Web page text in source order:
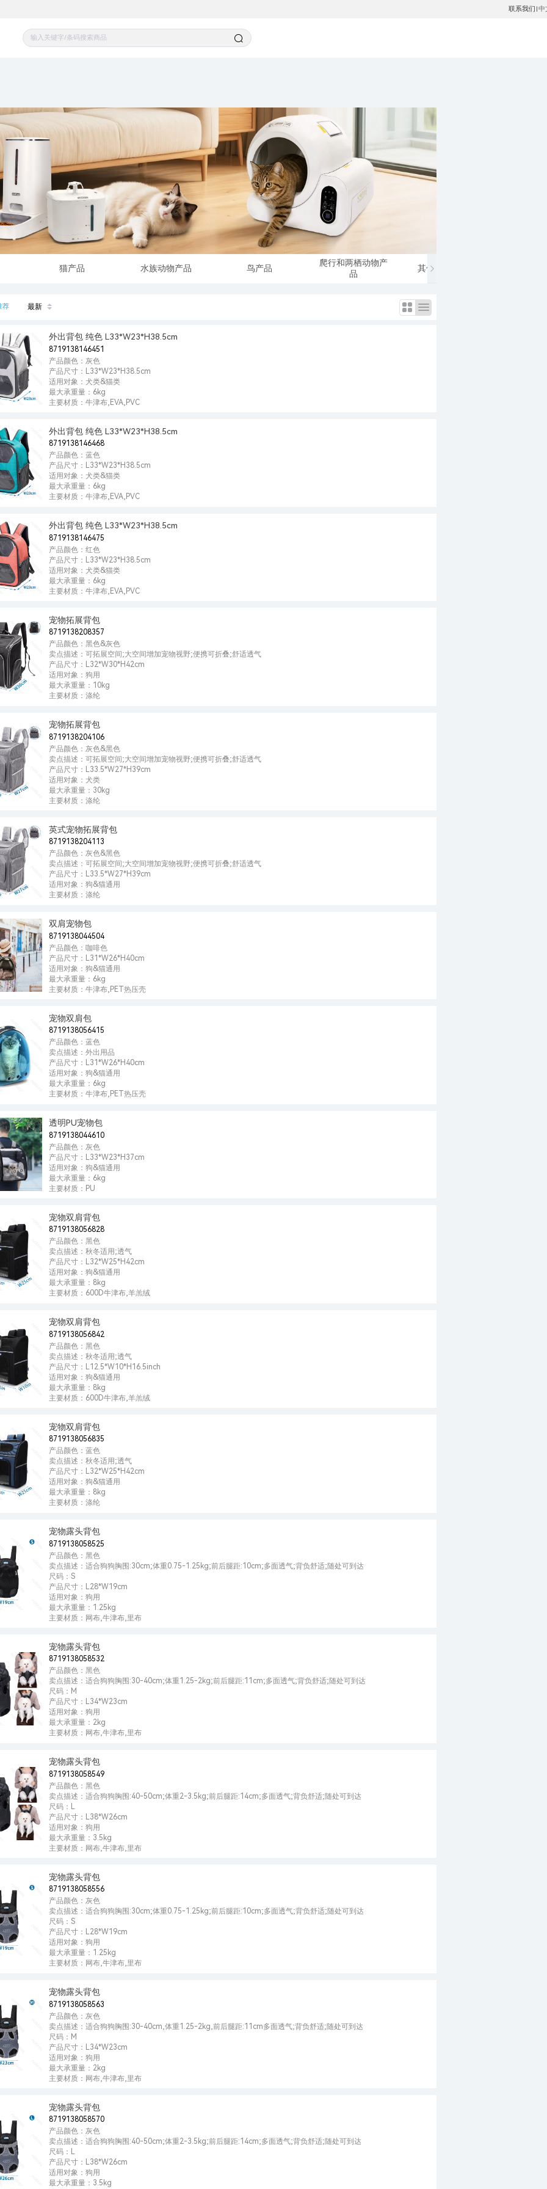
联系我们 中
猫产品 水族动物产品 鸟产品
爬行和两栖动物产
品
其他小动物产品
荐 最新
外出背包 纯色 L33*W23*H38.5cm
8719138146451
产品颜色：灰色
产品尺寸：L33*W23*H38.5cm
适用对象：犬类&猫类
最大承重量：6kg
主要材质：牛津布,EVA,PVC
外出背包 纯色 L33*W23*H38.5cm
8719138146468
产品颜色：蓝色
产品尺寸：L33*W23*H38.5cm
适用对象：犬类&猫类
最大承重量：6kg
主要材质：牛津布,EVA,PVC
外出背包 纯色 L33*W23*H38.5cm
8719138146475
产品颜色：红色
产品尺寸：L33*W23*H38.5cm
适用对象：犬类&猫类
最大承重量：6kg
主要材质：牛津布,EVA,PVC
宠物拓展背包
8719138208357
产品颜色：黑色&灰色
卖点描述：可拓展空间;大空间增加宠物视野;便携可折叠;舒适透气
产品尺寸：L32*W30*H42cm
适用对象：狗用
最大承重量：10kg
主要材质：涤纶
宠物拓展背包
8719138204106
产品颜色：灰色&黑色
卖点描述：可拓展空间;大空间增加宠物视野;便携可折叠;舒适透气
产品尺寸：L33.5*W27*H39cm
适用对象：犬类
最大承重量：30kg
主要材质：涤纶
英式宠物拓展背包
8719138204113
产品颜色：灰色&黑色
卖点描述：可拓展空间;大空间增加宠物视野;便携可折叠;舒适透气
产品尺寸：L33.5*W27*H39cm
适用对象：狗&猫通用
主要材质：涤纶
双肩宠物包
8719138044504
产品颜色：咖啡色
产品尺寸：L31*W26*H40cm
适用对象：狗&猫通用
最大承重量：6kg
主要材质：牛津布,PET热压壳
宠物双肩包
8719138056415
产品颜色：蓝色
卖点描述：外出用品
产品尺寸：L31*W26*H40cm
适用对象：狗&猫通用
最大承重量：6kg
主要材质：牛津布,PET热压壳
透明PU宠物包
8719138044610
产品颜色：灰色
产品尺寸：L33*W23*H37cm
适用对象：狗&猫通用
最大承重量：6kg
主要材质：PU
宠物双肩背包
8719138056828
产品颜色：黑色
卖点描述：秋冬适用;透气
产品尺寸：L32*W25*H42cm
适用对象：狗&猫通用
最大承重量：8kg
主要材质：600D牛津布,羊羔绒
宠物双肩背包
8719138056842
产品颜色：黑色
卖点描述：秋冬适用;透气
产品尺寸：L12.5*W10*H16.5inch
适用对象：狗&猫通用
最大承重量：8kg
主要材质：600D牛津布,羊羔绒
宠物双肩背包
8719138056835
产品颜色：蓝色
卖点描述：秋冬适用;透气
产品尺寸：L32*W25*H42cm
适用对象：狗&猫通用
最大承重量：8kg
主要材质：涤纶
宠物露头背包
8719138058525
产品颜色：黑色
卖点描述：适合狗狗胸围:30cm;体重0.75-1.25kg;前后腿距:10cm;多面透气;背负舒适;随处可到达
尺码：S
产品尺寸：L28*W19cm
适用对象：狗用
最大承重量：1.25kg
主要材质：网布,牛津布,里布
宠物露头背包
8719138058532
产品颜色：黑色
卖点描述：适合狗狗胸围:30-40cm;体重1.25-2kg;前后腿距:11cm;多面透气;背负舒适;随处可到达
尺码：M
产品尺寸：L34*W23cm
适用对象：狗用
最大承重量：2kg
主要材质：网布,牛津布,里布
宠物露头背包
8719138058549
产品颜色：黑色
卖点描述：适合狗狗胸围:40-50cm;体重2-3.5kg;前后腿距:14cm;多面透气;背负舒适;随处可到达
尺码：L
产品尺寸：L38*W26cm
适用对象：狗用
最大承重量：3.5kg
主要材质：网布,牛津布,里布
宠物露头背包
8719138058556
产品颜色：灰色
卖点描述：适合狗狗胸围:30cm;体重0.75-1.25kg;前后腿距:10cm;多面透气;背负舒适;随处可到达
尺码：S
产品尺寸：L28*W19cm
适用对象：狗用
最大承重量：1.25kg
主要材质：网布,牛津布,里布
宠物露头背包
8719138058563
产品颜色：灰色
卖点描述：适合狗狗胸围:30-40cm,体重1.25-2kg,前后腿距:11cm多面透气;背负舒适;随处可到达
尺码：M
产品尺寸：L34*W23cm
适用对象：狗用
最大承重量：2kg
主要材质：网布,牛津布,里布
宠物露头背包
8719138058570
产品颜色：灰色
卖点描述：适合狗狗胸围:40-50cm;体重2-3.5kg;前后腿距:14cm;多面透气;背负舒适;随处可到达
尺码：L
产品尺寸：L38*W26cm
适用对象：狗用
最大承重量：3.5kg